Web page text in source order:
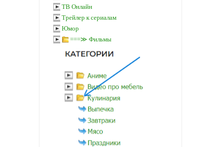
ТВ Онлайн
Трейлер к сериалам
Юмор
===≫ Фильмы